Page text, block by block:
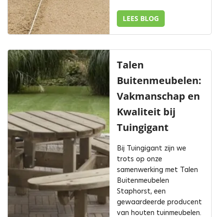
LEES BLOG
Talen
Buitenmeubelen:
Vakmanschap en
Kwaliteit bij
Tuingigant
Bij Tuingigant zijn we
trots op onze
samenwerking met Talen
Buitenmeubelen
Staphorst, een
gewaardeerde producent
van houten tuinmeubelen.